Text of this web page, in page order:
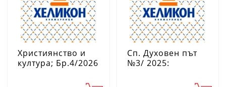
Християнство и
култура; Бр.4/2026
Сп. Духовен път
№3/ 2025: